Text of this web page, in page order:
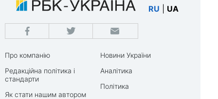
RU UA
Про компанію
Редакційна політика і
стандарти
Як стати нашим автором
Новини України
Аналітика
Політика